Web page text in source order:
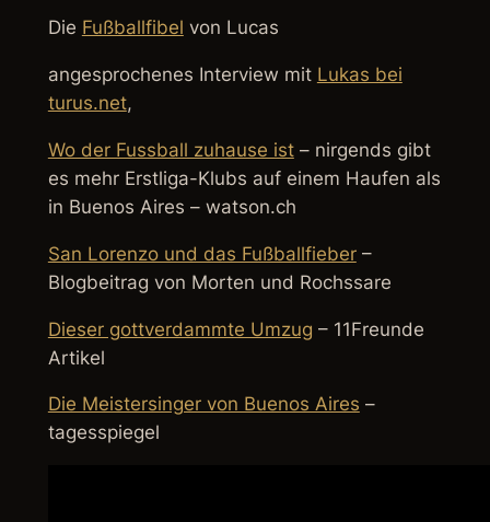
Die Fußballfibel von Lucas
angesprochenes Interview mit Lukas bei
turus.net,
Wo der Fussball zuhause ist– nirgends gibt
es mehr Erstliga-Klubs auf einem Haufen als
in Buenos Aires – watson.ch
San Lorenzo und das Fußballfieber–
Blogbeitrag von Morten und Rochssare
Dieser gott­ver­dammte Umzug – 11Freunde
Artikel
Die Meistersinger von Buenos Aires –
tagesspiegel